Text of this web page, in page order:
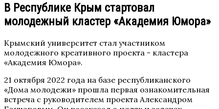
В Республике Крым стартовал
молодежный кластер «Академия Юмора»
Крымский университет стал участником
молодежного креативного проекта - кластера
«Академия Юмора».
21 октября 2022 года на базе республиканского
«Дома молодежи» прошла первая ознакомительная
встреча с руководителем проекта Александром